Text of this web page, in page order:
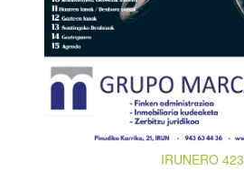
IRUNERO 423